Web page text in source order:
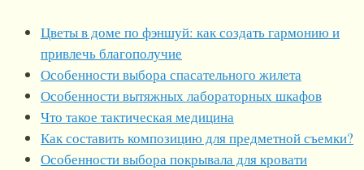
Цветы в доме по фэншуй: как создать гармонию и
привлечь благополучие
Особенности выбора спасательного жилета
Особенности вытяжных лабораторных шкафов
Что такое тактическая медицина
Как составить композицию для предметной съемки?
Особенности выбора покрывала для кровати